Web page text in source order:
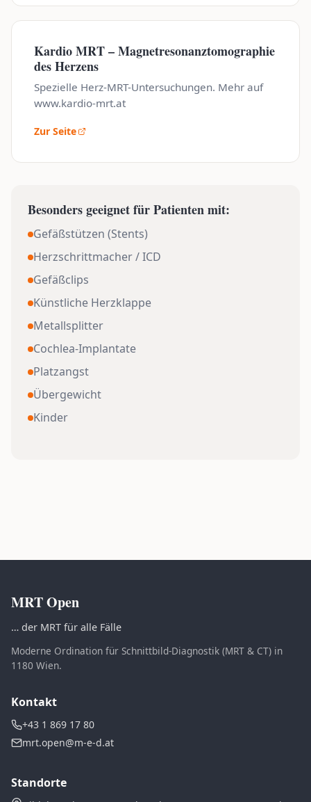
Kardio MRT – Magnetresonanztomographie
des Herzens
Spezielle Herz-MRT-Untersuchungen. Mehr auf
www.kardio-mrt.at
Zur Seite
Besonders geeignet für Patienten mit:
Gefäßstützen (Stents)
Herzschrittmacher / ICD
Gefäßclips
Künstliche Herzklappe
Metallsplitter
Cochlea-Implantate
Platzangst
Übergewicht
Kinder
MRT Open
… der MRT für alle Fälle
Moderne Ordination für Schnittbild-Diagnostik (MRT & CT) in
1180 Wien.
Kontakt
+43 1 869 17 80
mrt.open@m-e-d.at
Standorte